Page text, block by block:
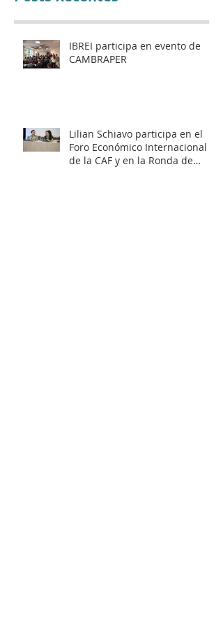
IBREI participa en evento de
CAMBRAPER
Lilian Schiavo participa en el
Foro Económico Internacional
de la CAF y en la Ronda de